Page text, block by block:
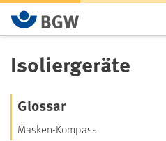
Zum Hauptinhalt springen
Isoliergeräte
Glossar
Masken-Kompass